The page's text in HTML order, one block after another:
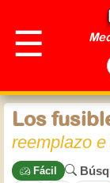
☰
Los
reemplazo
Fácil